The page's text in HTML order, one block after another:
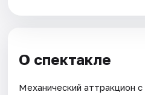
О спектакле
Механический аттракцион